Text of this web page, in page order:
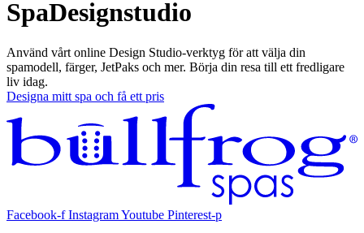
SpaDesignstudio
Använd vårt online Design Studio-verktyg för att välja din
spamodell, färger, JetPaks och mer. Börja din resa till ett fredligare
liv idag.
Designa mitt spa och få ett pris
Facebook-f InstagramYoutube Pinterest-p